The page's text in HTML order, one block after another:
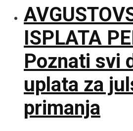
ISPLATA
Poznati svi
uplata za
primanja